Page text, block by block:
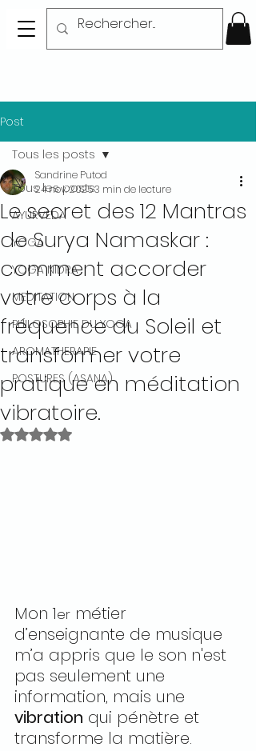
Post
Tous les posts
AYURVEDA
YOGA
YOGA NIDRA
MEDITATION
PHILOSOPHIE DU YOGA
AROMATHERAPIE
POSTURES (ASANA)
Tous les posts
Le secret des 12 Mantras
de Surya Namaskar :
comment accorder
votre corps à la
fréquence du Soleil et
transformer votre
pratique en méditation
vibratoire.
Sandrine Putod
24 nov. 20253 min de lecture
Noté NaN étoiles sur 5.
Mon 1er métier
d’enseignante de musique
m’a appris que le son n'est
pas seulement une
information, mais une
vibration qui pénètre et
transforme la matière.